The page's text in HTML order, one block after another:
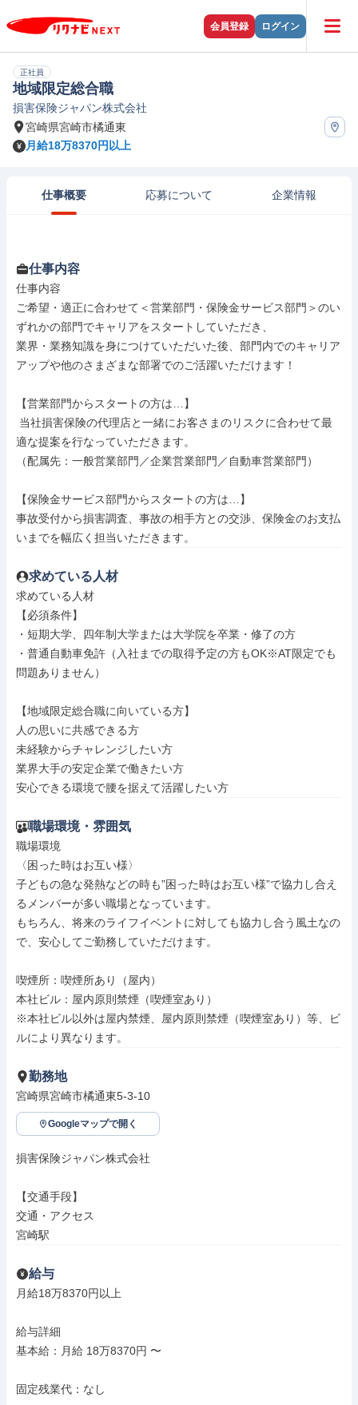
会員登録 ログイン
正社員
地域限定総合職
損害保険ジャパン株式会社
宮崎県宮崎市橘通東
月給18万8370円以上
仕事概要 応募について 企業情報
仕事内容
仕事内容
ご希望・適正に合わせて＜営業部門・保険金サービス部門＞のい
ずれかの部門でキャリアをスタートしていただき、
業界・業務知識を身につけていただいた後、部門内でのキャリア
アップや他のさまざまな部署でのご活躍いただけます！
【営業部門からスタートの方は…】
適な提案を行なっていただきます。
（配属先：一般営業部門／企業営業部門／自動車営業部門）
【保険金サービス部門からスタートの方は…】
事故受付から損害調査、事故の相手方との交渉、保険金のお支払
いまでを幅広く担当いただきます。
求めている人材
求めている人材
【必須条件】
・短期大学、四年制大学または大学院を卒業・修了の方
・普通自動車免許（入社までの取得予定の方もOK※AT限定でも
問題ありません）
【地域限定総合職に向いている方】
人の思いに共感できる方
未経験からチャレンジしたい方
業界大手の安定企業で働きたい方
安心できる環境で腰を据えて活躍したい方
職場環境・雰囲気
職場環境
〈困った時はお互い様〉
子どもの急な発熱などの時も”困った時はお互い様”で協力し合え
るメンバーが多い職場となっています。
もちろん、将来のライフイベントに対しても協力し合う風土なの
で、安心してご勤務していただけます。
喫煙所：喫煙所あり（屋内）
本社ビル：屋内原則禁煙（喫煙室あり）
※本社ビル以外は屋内禁煙、屋内原則禁煙（喫煙室あり）等、ビ
ルにより異なります。
勤務地
宮崎県宮崎市橘通東5-3-10
Googleマップで開く
損害保険ジャパン株式会社
【交通手段】
交通・アクセス
宮崎駅
給与
月給18万8370円以上
給与詳細
基本給：月給 18万8370円 〜
固定残業代：なし